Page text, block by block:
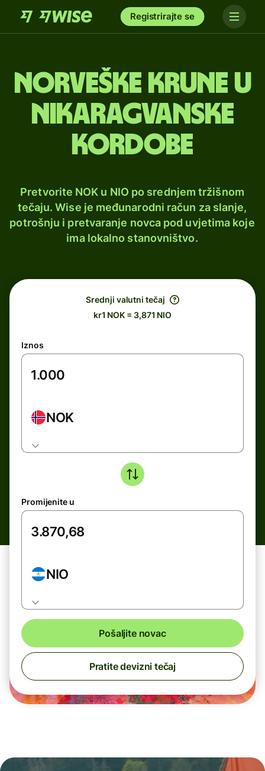
Registrirajte se
Norveške krune u
nikaragvanske
kordobe
Pretvorite NOK u NIO po srednjem tržišnom
tečaju. Wise je međunarodni račun za slanje,
potrošnju i pretvaranje novca pod uvjetima koje
ima lokalno stanovništvo.
Srednji valutni tečaj
kr1 NOK = 3,871 NIO
Iznos
NOK
Promijenite u
NIO
Pošaljite novac
Pratite devizni tečaj